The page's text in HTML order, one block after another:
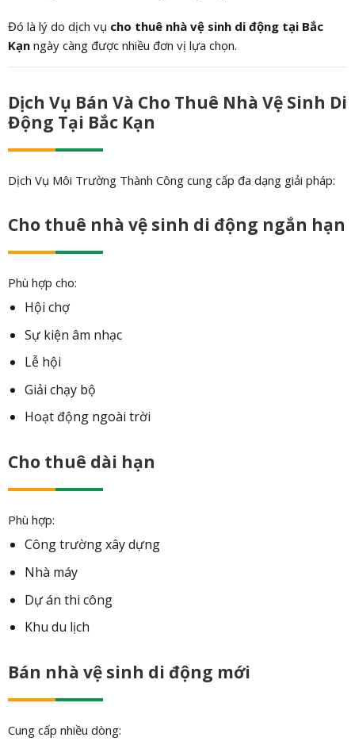
Đó là lý do dịch vụ cho thuê nhà vệ sinh di động tại Bắc
Kạnngày càng được nhiều đơn vị lựa chọn.
Dịch Vụ Bán Và Cho Thuê Nhà Vệ Sinh Di
Động Tại Bắc Kạn
Dịch Vụ Môi Trường Thành Công cung cấp đa dạng giải pháp:
Cho thuê nhà vệ sinh di động ngắn hạn
Phù hợp cho:
Hội chợ
Sự kiện âm nhạc
Lễ hội
Giải chạy bộ
Hoạt động ngoài trời
Cho thuê dài hạn
Phù hợp:
Công trường xây dựng
Nhà máy
Dự án thi công
Khu du lịch
Bán nhà vệ sinh di động mới
Cung cấp nhiều dòng: